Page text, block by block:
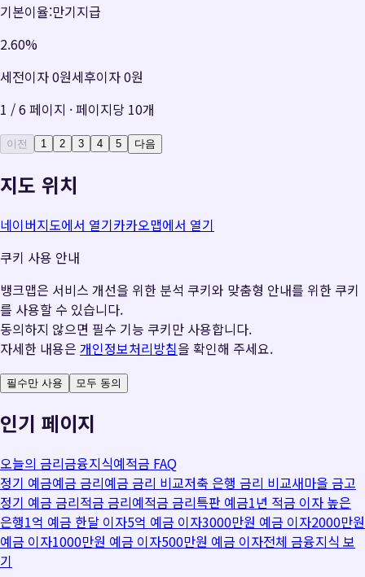
기본이율:만기지급
2.60%
세전이자0원세후이자0원
1 /6페이지 · 페이지당 10개
이전 1 2 3 4 5 다음
지도 위치
네이버지도에서 열기카카오맵에서 열기
쿠키 사용 안내
뱅크맵은 서비스 개선을 위한 분석 쿠키와 맞춤형 안내를 위한 쿠키
를 사용할 수 있습니다.
동의하지 않으면 필수 기능 쿠키만 사용합니다.
자세한 내용은 개인정보처리방침을 확인해 주세요.
필수만 사용 모두 동의
인기 페이지
오늘의 금리금융지식예적금 FAQ
정기 예금예금 금리예금 금리 비교저축 은행 금리 비교새마을 금고
정기 예금 금리적금 금리예적금 금리특판 예금1년 적금 이자 높은
은행1억 예금 한달 이자5억 예금 이자3000만원 예금 이자2000만원
예금 이자1000만원 예금 이자500만원 예금 이자전체 금융지식 보
기